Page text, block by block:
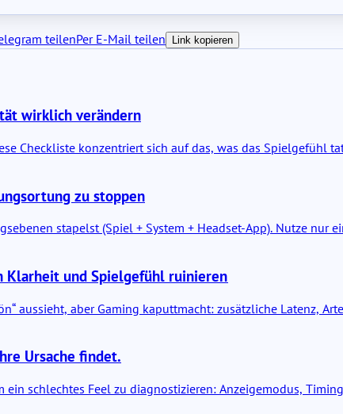
teilenPer E-Mail teilen Link kopieren
wirklich verändern
Checkliste konzentriert sich auf das, was das Spielgefühl
zu stoppen
stapelst (Spiel + System + Headset-App). Nutze nur
Klarheit und Spielgefühl ruinieren
aussieht, aber Gaming kaputtmacht: zusätzliche Latenz,
Ursache findet.
schlechtes Feel zu diagnostizieren: Anzeigemodus,